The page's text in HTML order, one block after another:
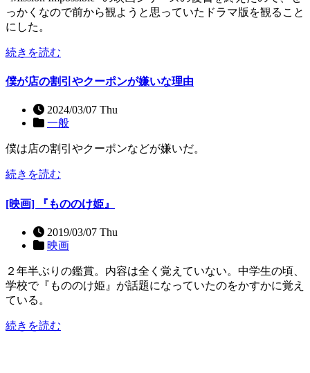
っかくなので前から観ようと思っていたドラマ版を観ること
にした。
続きを読む
僕が店の割引やクーポンが嫌いな理由
2024/03/07 Thu
一般
僕は店の割引やクーポンなどが嫌いだ。
続きを読む
[映画] 『もののけ姫』
2019/03/07 Thu
映画
２年半ぶりの鑑賞。内容は全く覚えていない。中学生の頃、
学校で『もののけ姫』が話題になっていたのをかすかに覚え
ている。
続きを読む